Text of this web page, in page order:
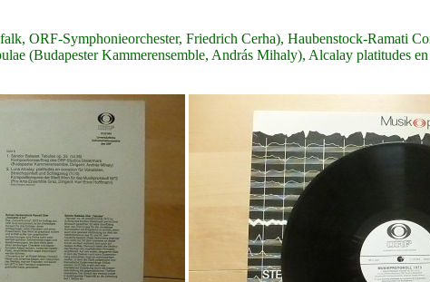
Symphonieorchester, Friedrich Cerha), Haubenstock-Ramati
(Budapester Kammerensemble, András Mihaly), Alcalay platitudes